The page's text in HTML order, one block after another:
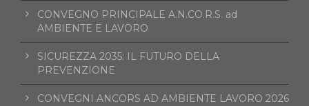
CONVEGNO PRINCIPALE A.N.CO.R.S. ad
AMBIENTE E LAVORO
SICUREZZA 2035: IL FUTURO DELLA
PREVENZIONE
CONVEGNI ANCORS AD AMBIENTE LAVORO 2026